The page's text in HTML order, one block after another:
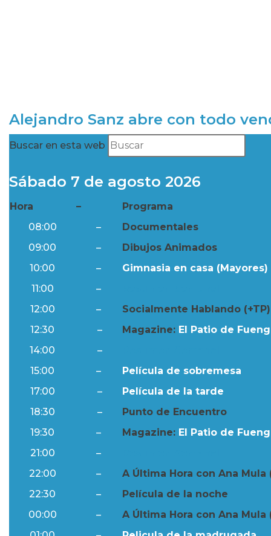
Alejandro Sanz abre con todo
Buscar en esta web
Sábado 7 de agosto 2026
Hora –
Programa
08:00
–
Documentales
09:00
–
Dibujos Animados
10:00
–
Gimnasia en casa (Mayores)
11:00
–
12:00
–
Socialmente Hablando (+TP)
12:30
– Magazine: El Patio de
14:00
–
15:00
–
Película de sobremesa
17:00
–
Película de la tarde
18:30
–
Punto de Encuentro
19:30
– Magazine: El Patio de
21:00
–
22:00
–
A Última Hora con Ana Mula
22:30
–
Película de la noche
00:00
–
A Última Hora con Ana Mula